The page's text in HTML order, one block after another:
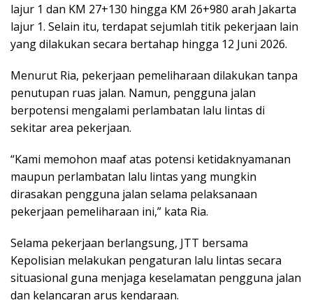
lajur 1 dan KM 27+130 hingga KM 26+980 arah Jakarta
lajur 1. Selain itu, terdapat sejumlah titik pekerjaan lain
yang dilakukan secara bertahap hingga 12 Juni 2026.
Menurut Ria, pekerjaan pemeliharaan dilakukan tanpa
penutupan ruas jalan. Namun, pengguna jalan
berpotensi mengalami perlambatan lalu lintas di
sekitar area pekerjaan.
“Kami memohon maaf atas potensi ketidaknyamanan
maupun perlambatan lalu lintas yang mungkin
dirasakan pengguna jalan selama pelaksanaan
pekerjaan pemeliharaan ini,” kata Ria.
Selama pekerjaan berlangsung, JTT bersama
Kepolisian melakukan pengaturan lalu lintas secara
situasional guna menjaga keselamatan pengguna jalan
dan kelancaran arus kendaraan.